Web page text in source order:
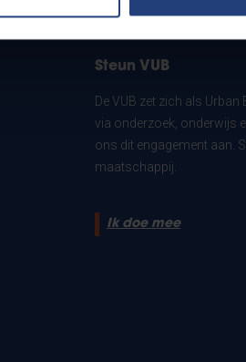
Steun VUB
De VUB zet zich als
via onderzoek, onderwijs
ons dit engagement aan.
maatschappij.
Ik doe mee